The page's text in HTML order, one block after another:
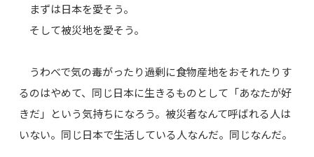
まずは日本を愛そう。
そして被災地を愛そう。
うわべで気の毒がったり過剰に食物産地をおそれたりす
るのはやめて、同じ日本に生きるものとして「あなたが好
きだ」という気持ちになろう。被災者なんて呼ばれる人は
いない。同じ日本で生活している人なんだ。同じなんだ。